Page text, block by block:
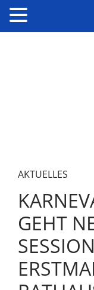
AKTUELLES
GEHT